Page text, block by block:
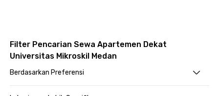
Filter Pencarian Sewa Apartemen Dekat
Universitas Mikroskil Medan
Berdasarkan Preferensi